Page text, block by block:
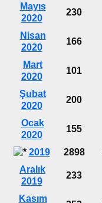
Mayıs
2020
230
Nisan
2020
166
Mart
2020
101
Şubat
2020
200
Ocak
2020
155
2019 2898
Aralık
2019
233
Kasım